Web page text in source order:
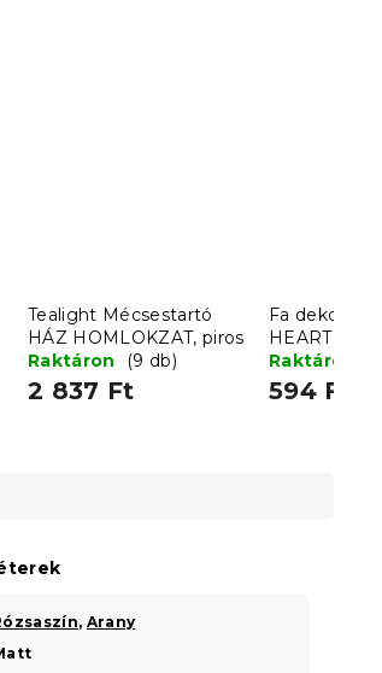
Tealight Mécsestartó
HÁZ HOMLOKZAT, piros
Raktáron
(9 db)
2 837 Ft
Fa dekoratív
HEARTLY
Raktáron
594 Ft
, Arany